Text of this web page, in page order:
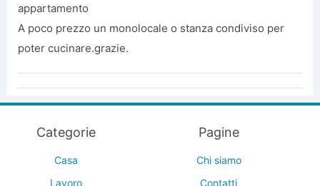
appartamento
A poco prezzo un monolocale o stanza condiviso per
poter cucinare.grazie.
Categorie
Casa
Lavoro
Pagine
Chi siamo
Contatti